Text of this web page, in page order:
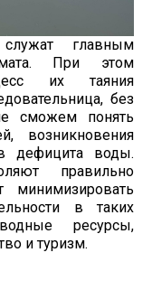
главным
При этом
их таяния
без
сможем понять
возникновения
дефицита воды.
правильно
в таких
ресурсы,
и туризм.